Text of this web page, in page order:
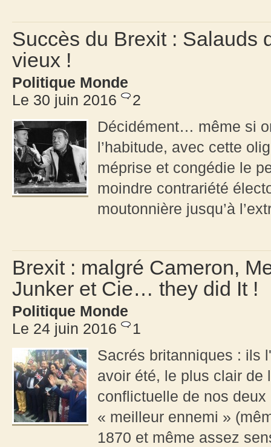
Succès du Brexit : Salauds
vieux !
Politique Monde
Le 30 juin 2016
2
Décidément… même si
l’habitude, avec cette
méprise et congédie le
moindre contrariété
moutonnière jusqu’à
Brexit : malgré Cameron,
Junker et Cie… they did It !
Politique Monde
Le 24 juin 2016
1
Sacrés britanniques : ils
avoir été, le plus clair de
conflictuelle de nos
« meilleur ennemi »
1870 et même assez